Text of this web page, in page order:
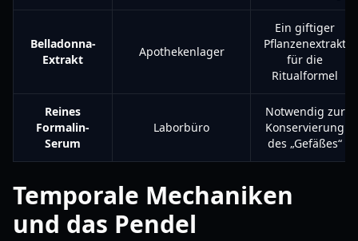
Belladonna-
Extrakt
Apothekenlager
Ein giftiger
Pflanzenextrakt
für die
Ritualformel
Reines
Formalin-
Serum
Laborbüro
Notwendig zur
Konservierung
des „Gefäßes“
Temporale Mechaniken
und das Pendel